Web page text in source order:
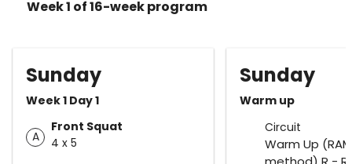
Week 1 of 16-week program
Sunday
Week 1 Day 1
A
Front Squat
4 x 5
Sunday
Warm up
Circuit
Warm Up